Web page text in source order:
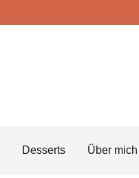
Desserts Über mich